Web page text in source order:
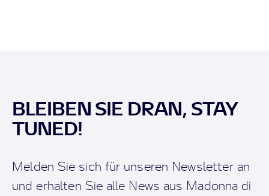
BLEIBEN SIE DRAN, STAY
TUNED!
Melden Sie sich für unseren Newsletter an
und erhalten Sie alle News aus Madonna di